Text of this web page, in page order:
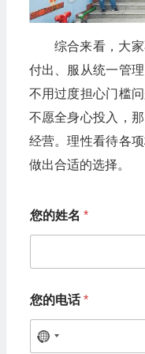
综合来看，大
付出、服从统一管
不用过度担心门槛
不愿全身心投入，
经营。理性看待各
做出合适的选择。
您的姓名 *
您的电话*
N